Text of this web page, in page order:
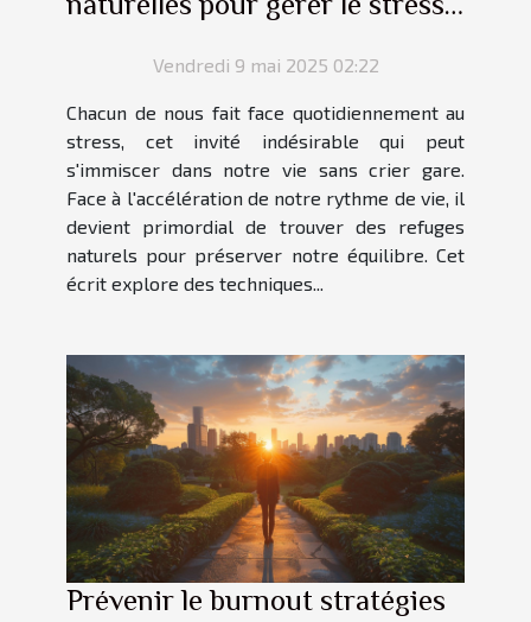
Vendredi 9 mai 2025 02:22
Chacun de nous fait face quotidiennement au
stress, cet invité indésirable qui peut
s'immiscer dans notre vie sans crier gare.
Face à l'accélération de notre rythme de vie, il
devient primordial de trouver des refuges
naturels pour préserver notre équilibre. Cet
écrit explore des techniques...
Prévenir le burnout stratégies